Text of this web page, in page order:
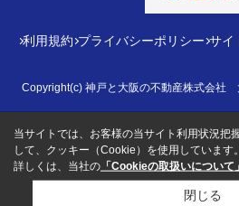
利用規約 プライバシーポリシー サイ
Copyright(c) 神戸と大阪の不動産株式会社
当サイトでは、お客様の当サイト利用状況把
して、クッキー（Cookie）を使用しています。
詳しくは、当社の 「Cookieの取扱いについて」
閉じる